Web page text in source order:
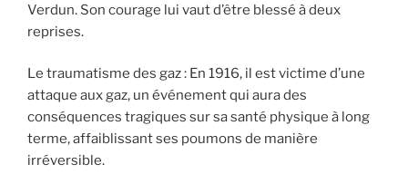
Verdun. Son courage lui vaut d’être blessé à deux
reprises.
Le traumatisme des gaz : En 1916, il est victime d’une
attaque aux gaz, un événement qui aura des
conséquences tragiques sur sa santé physique à long
terme, affaiblissant ses poumons de manière
irréversible.